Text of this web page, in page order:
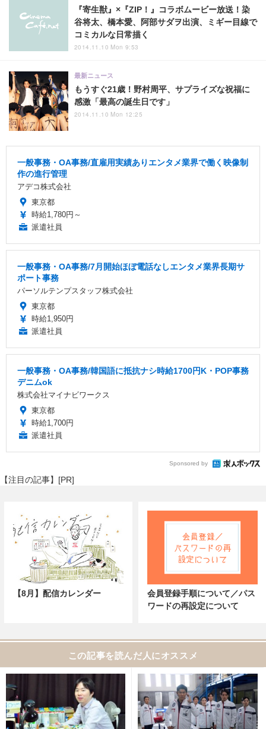
『寄生獣』×『ZIP！』コラボムービー放送！染
谷将太、橋本愛、阿部サダヲ出演、ミギー目線で
コミカルな日常描く
2014.11.10 Mon 9:53
もうすぐ21歳！野村周平、サプライズな祝福に
感激「最高の誕生日です」
最新ニュース
2014.11.10 Mon 12:25
一般事務・OA事務/直雇用実績ありエンタメ業界で働く映像制
作の進行管理
アデコ株式会社
東京都
時給1,780円～
派遣社員
一般事務・OA事務/7月開始ほぼ電話なしエンタメ業界長期サ
ポート事務
パーソルテンプスタッフ株式会社
東京都
時給1,950円
派遣社員
一般事務・OA事務/韓国語に抵抗ナシ時給1700円K・POP事務
デニムok
株式会社マイナビワークス
東京都
時給1,700円
派遣社員
Sponsored by
【注目の記事】[PR]
【8月】配信カレンダー
会員登録手順について／パス
ワードの再設定について
この記事を読んだ人にオススメ